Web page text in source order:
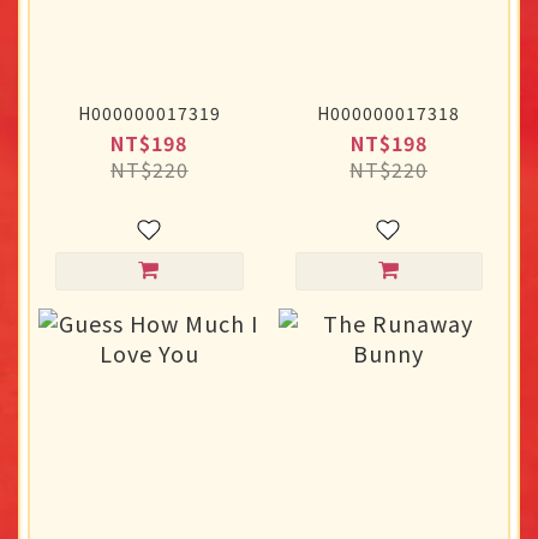
H000000017319
NT$198
NT$220
H000000017318
NT$198
NT$220